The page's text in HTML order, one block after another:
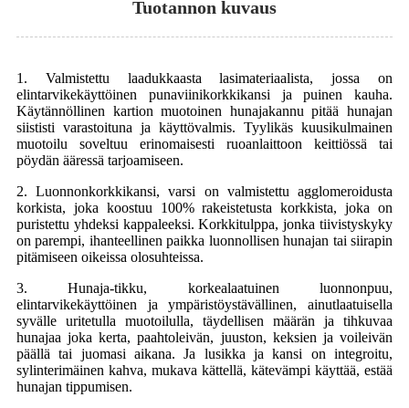
Tuotannon kuvaus
1. Valmistettu laadukkaasta lasimateriaalista, jossa on
elintarvikekäyttöinen punaviinikorkkikansi ja puinen kauha.
Käytännöllinen kartion muotoinen hunajakannu pitää hunajan
siististi varastoituna ja käyttövalmis. Tyylikäs kuusikulmainen
muotoilu soveltuu erinomaisesti ruoanlaittoon keittiössä tai
pöydän ääressä tarjoamiseen.
2. Luonnonkorkkikansi, varsi on valmistettu agglomeroidusta
korkista, joka koostuu 100% rakeistetusta korkkista, joka on
puristettu yhdeksi kappaleeksi. Korkkitulppa, jonka tiivistyskyky
on parempi, ihanteellinen paikka luonnollisen hunajan tai siirapin
pitämiseen oikeissa olosuhteissa.
3. Hunaja-tikku, korkealaatuinen luonnonpuu,
elintarvikekäyttöinen ja ympäristöystävällinen, ainutlaatuisella
syvälle uritetulla muotoilulla, täydellisen määrän ja tihkuvaa
hunajaa joka kerta, paahtoleivän, juuston, keksien ja voileivän
päällä tai juomasi aikana. Ja lusikka ja kansi on integroitu,
sylinterimäinen kahva, mukava kättellä, kätevämpi käyttää, estää
hunajan tippumisen.